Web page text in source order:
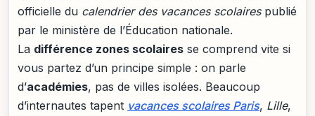
officielle du calendrier des vacances scolairespublié
par le ministère de l’Éducation nationale.
La différence zones scolaires se comprend vite si
vous partez d’un principe simple : on parle
d’académies, pas de villes isolées. Beaucoup
d’internautes tapent vacances scolaires Paris, Lille,